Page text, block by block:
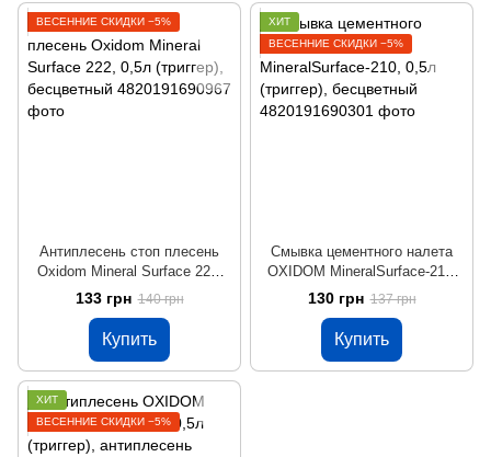
ВЕСЕННИЕ СКИДКИ −5%
Антиплесень стоп плесень
Oxidom Mineral Surface 222,
0,5л (триггер), бесцветный
133 грн 140 грн
Купить
ХИТ
ВЕСЕННИЕ СКИДКИ −5%
Смывка цементного налета
OXIDOM MineralSurface-210,
0,5л (триггер), бесцветный
130 грн 137 грн
Купить
ХИТ
ВЕСЕННИЕ СКИДКИ −5%